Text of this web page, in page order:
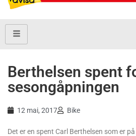
Berthelsen spent
sesongåpningen
12 mai, 2017 Bike
Det er en spent Carl Berthelsen som er